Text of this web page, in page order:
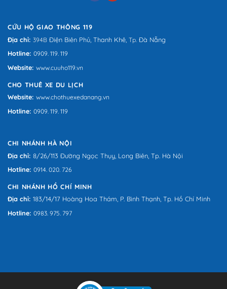
CỨU HỘ GIAO THÔNG 119
Địa chỉ: 394B Điện Biên Phủ, Thanh Khê, Tp. Đà Nẵng
Hotline: 0909. 119. 119
Website: www.cuuho119.vn
CHO THUÊ XE DU LỊCH
Website: www.chothuexedanang.vn
Hotline: 0909. 119. 119
CHI NHÁNH HÀ NỘI
Địa chỉ: 8/26/113 Đường Ngọc Thụy, Long Biên, Tp. Hà Nội
Hotline: 0914. 020. 726
CHI NHÁNH HỒ CHÍ MINH
Địa chỉ: 183/14/17 Hoàng Hoa Thám, P. Bình Thạnh, Tp. Hồ Chí Minh
Hotline: 0983. 975. 797